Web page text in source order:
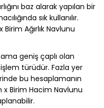
baz alarak yapılan bir
sık kullanılır.
Birim Ağırlık Navlunu
geniş çaplı olan
türüdür. Fazla yer
bu hesaplamanın
x Birim Hacim Navlunu